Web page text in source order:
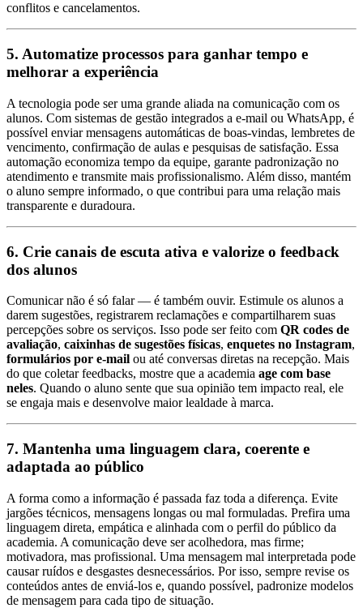
conflitos e cancelamentos.
5. Automatize processos para ganhar tempo e
melhorar a experiência
A tecnologia pode ser uma grande aliada na comunicação com os
alunos. Com sistemas de gestão integrados a e-mail ou WhatsApp, é
possível enviar mensagens automáticas de boas-vindas, lembretes de
vencimento, confirmação de aulas e pesquisas de satisfação. Essa
automação economiza tempo da equipe, garante padronização no
atendimento e transmite mais profissionalismo. Além disso, mantém
o aluno sempre informado, o que contribui para uma relação mais
transparente e duradoura.
6. Crie canais de escuta ativa e valorize o feedback
dos alunos
Comunicar não é só falar — é também ouvir. Estimule os alunos a
darem sugestões, registrarem reclamações e compartilharem suas
percepções sobre os serviços. Isso pode ser feito com QR codes de
avaliação, caixinhas de sugestões físicas, enquetes no Instagram,
formulários por e-mail ou até conversas diretas na recepção. Mais
do que coletar feedbacks, mostre que a academia age com base
neles. Quando o aluno sente que sua opinião tem impacto real, ele
se engaja mais e desenvolve maior lealdade à marca.
7. Mantenha uma linguagem clara, coerente e
adaptada ao público
A forma como a informação é passada faz toda a diferença. Evite
jargões técnicos, mensagens longas ou mal formuladas. Prefira uma
linguagem direta, empática e alinhada com o perfil do público da
academia. A comunicação deve ser acolhedora, mas firme;
motivadora, mas profissional. Uma mensagem mal interpretada pode
causar ruídos e desgastes desnecessários. Por isso, sempre revise os
conteúdos antes de enviá-los e, quando possível, padronize modelos
de mensagem para cada tipo de situação.